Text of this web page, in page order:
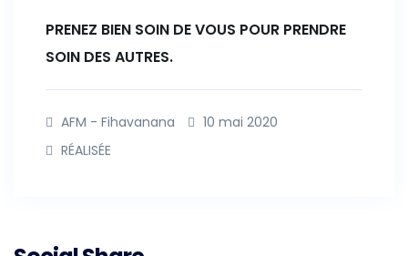
PRENEZ BIEN SOIN DE VOUS POUR PRENDRE
SOIN DES AUTRES.
AFM - Fihavanana
10 mai 2020
RÉALISÉE